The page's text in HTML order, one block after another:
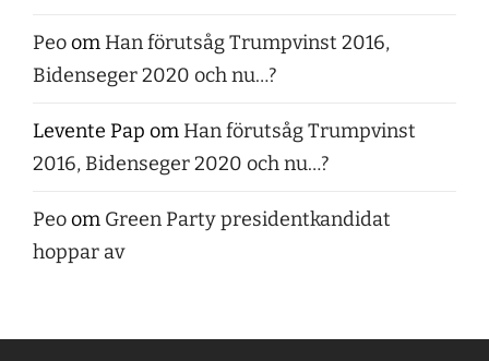
Peoom Han förutsåg Trumpvinst 2016,
Bidenseger 2020 och nu…?
Levente Pap om Han förutsåg Trumpvinst
2016, Bidenseger 2020 och nu…?
Peoom Green Party presidentkandidat
hoppar av